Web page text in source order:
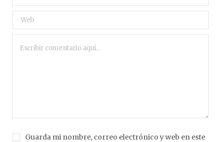
Guarda mi nombre, correo electrónico y web en este